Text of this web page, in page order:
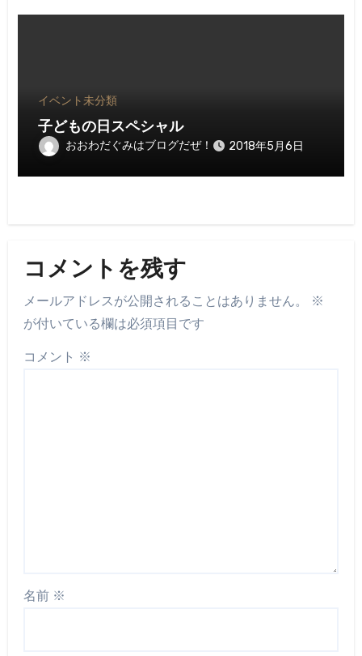
イベント未分類
子どもの日スペシャル
おおわだぐみはブログだぜ！ 2018年5月6日
コメントを残す
メールアドレスが公開されることはありません。
※
が付いている欄は必須項目です
コメント ※
名前 ※